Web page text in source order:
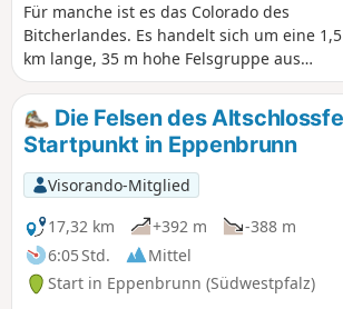
Für manche ist es das Colorado des
Bitcherlandes. Es handelt sich um eine 1,5
km lange, 35 m hohe Felsgruppe aus
Bundsandstein mit 4 Sandsteintürmen. Es
gibt keinerlei Überbleibsel der Burg mehr,
doch die atpypischen Formen, die
Felsüberhänge und die wechselnden
je nach Lichteinfall verstärken die Wirkung
dieser Felsgruppe. Als "Premiumweg"
markiert.
Die Felsen des
Startpunkt in Eppenbrunn
Visorando-Mitglied
17,32 km
+392 m
-388 m
6:05 Std.
Mittel
Start in Eppenbrunn (Südwestpfalz)